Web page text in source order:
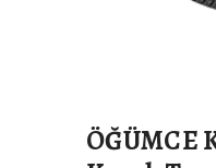
ÖĞÜMCE